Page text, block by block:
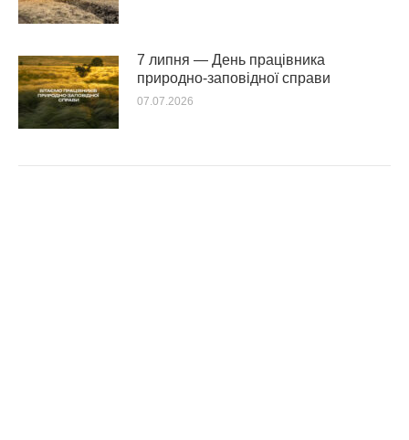
7 липня — День працівника
природно-заповідної справи
07.07.2026